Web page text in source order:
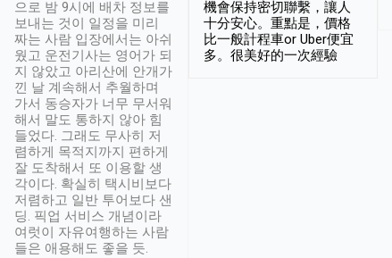
으로 밤 9시에 배차 정보를
보내는 것이 일정을 미리
짜는 사람 입장에서는 아쉬
웠고 운전기사는 영어가 되
지 않았고 아리산에 안개가
낀 날 계속해서 추월하며
가서 동승자가 너무 무서워
해서 말도 통하지 않아 힘
들었다. 그래도 무사히 저
렴하게 목적지까지 편하게
잘 도착해서 또 이용할 생
각이다. 확실히 택시비보다
저렴하고 일반 투어보다 샌
딩. 픽업 서비스 개념이라
여럿이 자유여행하는 사람
들은 애용해도 좋을 듯.
機會保持密切聯繫，讓人
十分安心。重點是，價格
比一般計程車or Uber便宜
多。很美好的一次經驗